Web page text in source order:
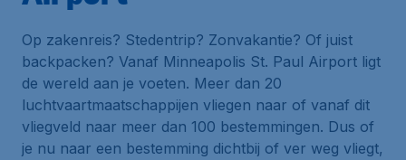
Op zakenreis? Stedentrip? Zonvakantie? Of juist
backpacken? Vanaf Minneapolis St. Paul Airport ligt
de wereld aan je voeten. Meer dan 20
luchtvaartmaatschappijen vliegen naar of vanaf dit
vliegveld naar meer dan 100 bestemmingen. Dus of
je nu naar een bestemming dichtbij of ver weg vliegt,